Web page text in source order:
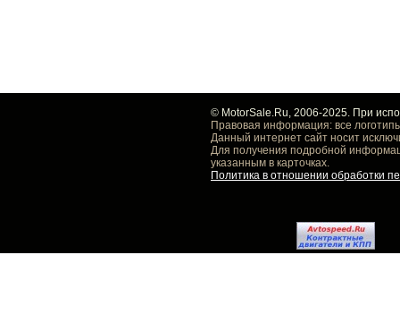
© MotorSale.Ru, 2006-2025. При
Правовая информация: все
Данный интернет сайт носит
Для получения подробной
указанным в карточках.
Политика в отношении обработки